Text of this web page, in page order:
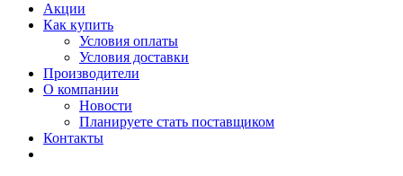
Акции
Как купить
Условия оплаты
Условия доставки
Производители
О компании
Новости
Планируете стать поставщиком
Контакты